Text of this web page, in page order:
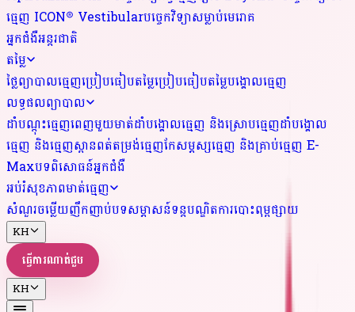
ធ្មេញ ICON® Vestibularបច្ចេកវិទ្យាសម្លាប់មេរោគ
អ្នកជំងឺអន្តរជាតិ
តម្លៃ
ថ្លៃព្យាបាលធ្មេញប្រៀបធៀបតម្លៃប្រៀបធៀបតម្លៃបង្គោលធ្មេញ
លទ្ធផលព្យាបាល
ដាំបណ្តុះធ្មេញពេញមួយមាត់ដាំបង្គោលធ្មេញ និងស្រោបធ្មេញដាំបង្គោល
ធ្មេញ និងធ្មេញស្ពានពត់តម្រង់ធ្មេញកែសម្ភស្សធ្មេញ និងគ្រាប់ធ្មេញ E-
Maxបទពិសោធន៍អ្នកជំងឺ
អប់រំសុខភាពមាត់ធ្មេញ
សំណួរចម្លើយញឹកញាប់បទសម្ភាសន៍ទន្តបណ្ឌិតការបោះពុម្ពផ្សាយ
KH
ធ្វើការណាត់ជួប
KH